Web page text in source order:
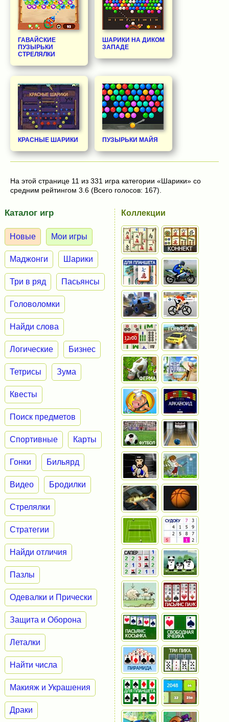
ГАВАЙСКИЕ
ПУЗЫРЬКИ
СТРЕЛЯЛКИ
ШАРИКИ НА ДИКОМ
ЗАПАДЕ
КРАСНЫЕ ШАРИКИ ПУЗЫРЬКИ МАЙЯ
На этой странице 11 из 331 игра категории «Шарики» со
средним рейтингом 3.6 (Всего голосов: 167).
Каталог игр
Новые Мои игры
Маджонги Шарики
Три в ряд Пасьянсы
Головоломки
Найди слова
Логические Бизнес
Тетрисы Зума
Квесты
Поиск предметов
Спортивные Карты
Гонки Бильярд
Видео Бродилки
Стрелялки
Стратегии
Найди отличия
Пазлы
Одевалки и Прически
Защита и Оборона
Леталки
Найти числа
Макияж и Украшения
Драки
Коллекции